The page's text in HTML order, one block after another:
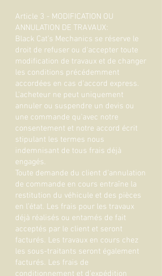
Article 3 - MODIFICATION OU
ANNULATION DE TRAVAUX:
Black Cat’s Mechanics se réserve le
droit de refuser ou d'accepter toute
modification de travaux et de changer
les conditions précédemment
accordées en cas d'accord express.
L'acheteur ne peut uniquement
annuler ou suspendre un devis ou
une commande qu'avec notre
consentement et notre accord écrit
stipulant les termes nous
indemnisant de tous frais déjà
engagés.
Toute demande du client d’annulation
de commande en cours entraîne la
restitution du véhicule et des pièces
en l’état. Les frais pour les travaux
déjà réalisés ou entamés de fait
acceptés par le client et seront
facturés. Les travaux en cours chez
les sous-traitants seront également
facturés. Les frais de
conditionnement et d’expédition